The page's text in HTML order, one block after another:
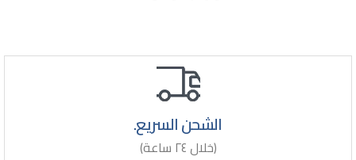
الشحن السريع.
(خلال ٢٤ ساعة)